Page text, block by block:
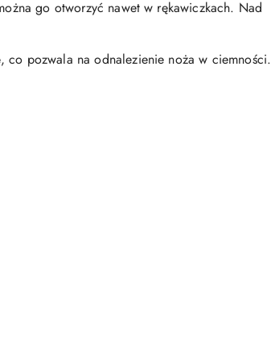
go otworzyć nawet w rękawiczkach. Nad
, co pozwala na odnalezienie noża w ciemności.